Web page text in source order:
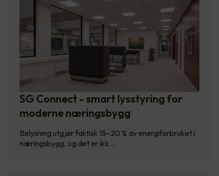
SG Connect - smart lysstyring for
moderne næringsbygg
Belysning utgjør faktisk 15–20 % av energiforbruket i
næringsbygg, og det er ikk…